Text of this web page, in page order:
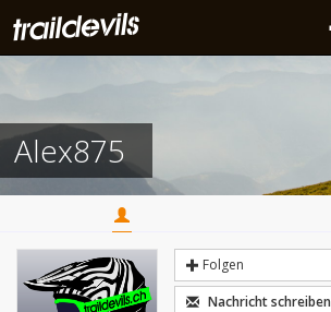
Alex875
Folgen
Nachricht schreiben